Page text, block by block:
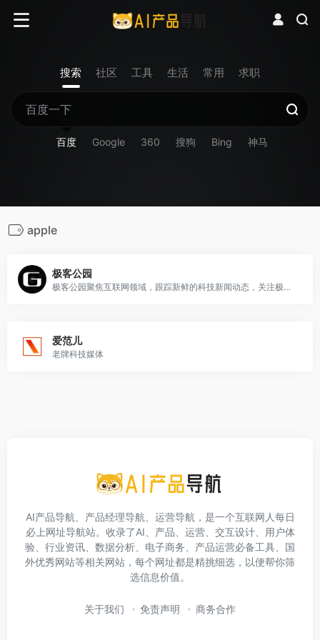
搜索 社区 工具 生活 常用 求职
百度 Google 360 搜狗 Bing 神马
apple
极客公园
极客公园聚焦互联网领域，跟踪新鲜的科技新闻动态，关注极具创新精神的科技产品。
爱范儿
老牌科技媒体
AI产品导航、产品经理导航、运营导航，是一个互联网人每日
必上网址导航站。收录了AI、产品、运营、交互设计、用户体
验、行业资讯、数据分析、电子商务、产品运营必备工具、国
外优秀网站等相关网站，每个网址都是精挑细选，以便帮你筛
选信息价值。
关于我们 免责声明 商务合作